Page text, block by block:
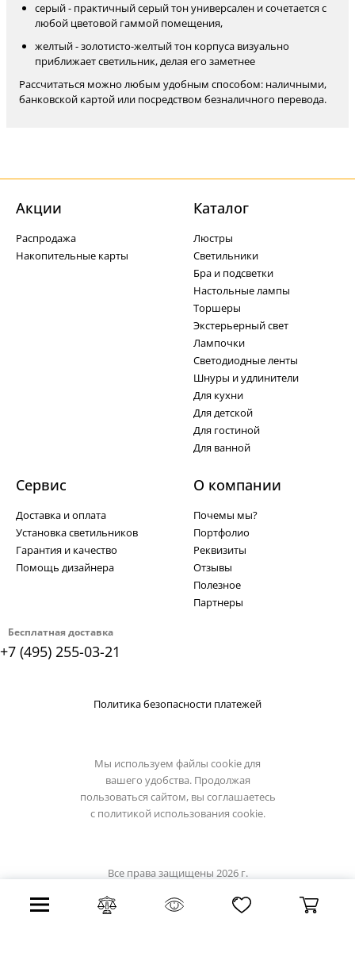
серый - практичный серый тон универсален и сочетается с
любой цветовой гаммой помещения,
желтый - золотисто-желтый тон корпуса визуально
приближает светильник, делая его заметнее
Рассчитаться можно любым удобным способом: наличными,
банковской картой или посредством безналичного перевода.
Бесплатная доставка
+7 (495) 255-03-21
Акции
Распродажа
Накопительные карты
Каталог
Люстры
Светильники
Бра и подсветки
Настольные лампы
Торшеры
Экстерьерный свет
Лампочки
Светодиодные ленты
Шнуры и удлинители
Для кухни
Для детской
Для гостиной
Для ванной
Сервис
Доставка и оплата
Установка светильников
Гарантия и качество
Помощь дизайнера
О компании
Почемы мы?
Портфолио
Реквизиты
Отзывы
Полезное
Партнеры
Политика безопасности платежей
Мы используем файлы cookie для
вашего удобства. Продолжая
пользоваться сайтом, вы соглашаетесь
с политикой использования cookie.
Все права защищены 2026 г.